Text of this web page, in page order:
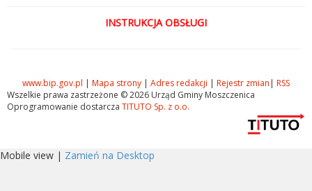
INSTRUKCJA OBSŁUGI
www.bip.gov.pl | Mapa strony | Adres redakcji | Rejestr zmian | RSS
Wszelkie prawa zastrzeżone © 2026 Urząd Gminy Moszczenica
Oprogramowanie dostarcza TITUTO Sp. z o.o.
Mobile view | Zamień na Desktop